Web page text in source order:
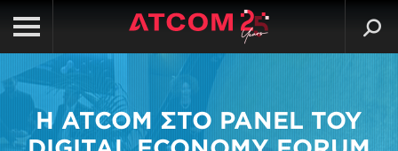
Η ATCOM ΣΤΟ PANEL ΤΟΥ